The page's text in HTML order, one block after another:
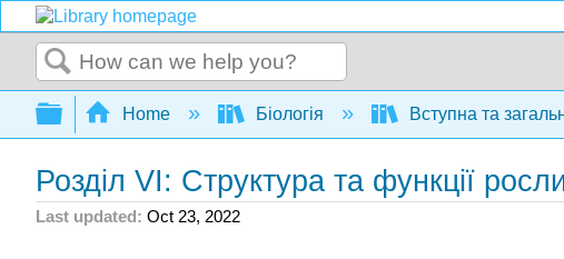
Search
Expand/collapse global hierarchy
Home Біологія Вступна та
Розділ VI: Структура та функції
Last updated Oct 23, 2022